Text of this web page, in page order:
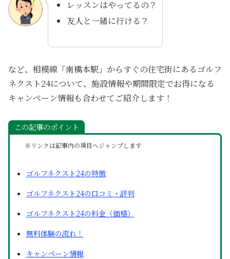
レッスンはやってるの？
友人と一緒に行ける？
など、相模線「南橋本駅」からすぐの住宅街にあるゴルフ
ネクスト24について、施設情報や期間限定でお得になる
キャンペーン情報も合わせてご紹介します！
この記事のポイント
※リンクは記事内の項目へジャンプします
ゴルフネクスト24の特徴
ゴルフネクスト24の口コミ・評判
ゴルフネクスト24の料金（価格）
無料体験の流れ！
キャンペーン情報